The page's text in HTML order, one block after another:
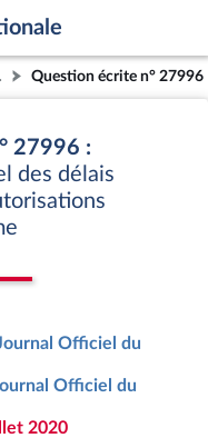
Question écrite n° 27996
27996 :
des délais
Officiel du
Officiel du
2020